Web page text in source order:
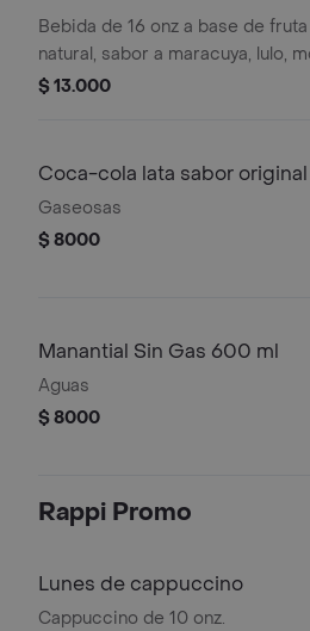
Bebida de 16 onz a base de fruta
natural, sabor a maracuya, lulo,
guanábana y mango
$ 13.000
Coca-cola lata sabor original
ml
Gaseosas
$ 8000
Manantial Sin Gas 600 ml
Aguas
$ 8000
Rappi Promo
Lunes de cappuccino
Cappuccino de 10 onz.